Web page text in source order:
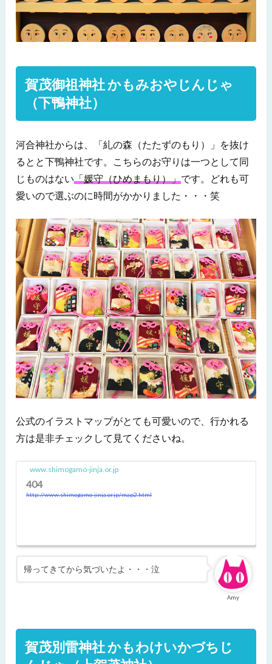
賀茂御祖神社 かもみおやじんじゃ
（下鴨神社）
河合神社からは、「糺の森（たたずのもり）」を抜け
るとと下鴨神社です。こちらのお守りは一つとして同
じものはない 「媛守（ひめまもり）」 です。どれも可
愛いので選ぶのに時間がかかりました・・・笑
公式のイラストマップがとても可愛いので、行かれる
方は是非チェックして見てくださいね。
www.shimogamo-jinja.or.jp
404
http://www.shimogamo-jinja.or.jp/map2.html
Amy
帰ってきてから気づいたよ・・・泣
賀茂別雷神社 かもわけいかづちじ